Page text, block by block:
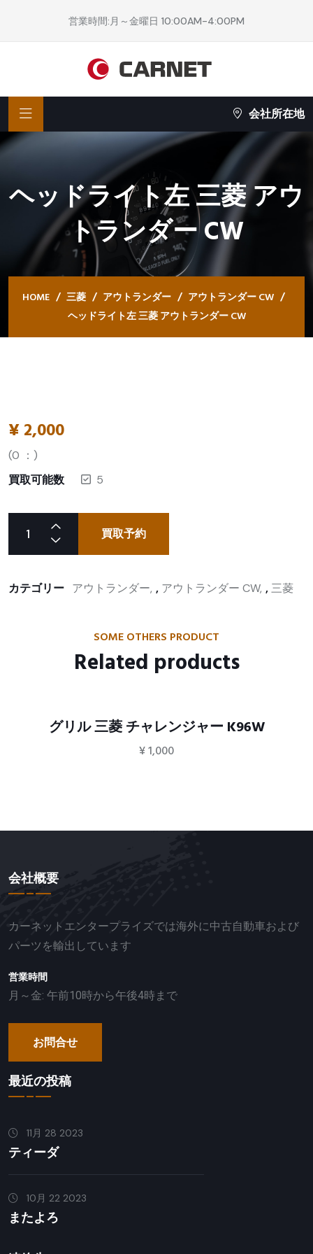
営業時間:月～金曜日 10:00AM-4:00PM
会社所在地
ヘッドライト左 三菱 アウ
トランダー CW
HOME 三菱 アウトランダー
アウトランダー CW
ヘッドライト左 三菱 アウトランダー CW
¥ 2,000
(0 ：)
買取可能数
5
買取予約
カテゴリー アウトランダー , アウトランダー CW ,三菱
SOME OTHERS PRODUCT
Related products
グリル 三菱 チャレンジャー K96W
¥1,000
会社概要
カーネットエンタープライズでは海外に中古自動車および
パーツを輸出しています
営業時間
月～金: 午前10時から午後4時まで
お問合せ
最近の投稿
11月 28 2023
ティーダ
10月 22 2023
またよろ